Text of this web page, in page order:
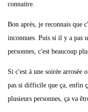
connaitre.
Bon après, je reconnais que
inconnues. Puis si il y a pas
personnes, c'est beaucoup
Si c'est à une soirée arrosée
pas si difficile que ça, enfin
plusieurs personnes, ça va